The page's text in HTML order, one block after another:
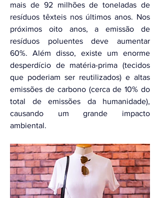
mais de 92 milhões de toneladas de
resíduos têxteis nos últimos anos. Nos
próximos oito anos, a emissão de
resíduos poluentes deve aumentar
60%. Além disso, existe um enorme
desperdício de matéria-prima (tecidos
que poderiam ser reutilizados) e altas
emissões de carbono (cerca de 10% do
total de emissões da humanidade),
causando um grande impacto
ambiental.